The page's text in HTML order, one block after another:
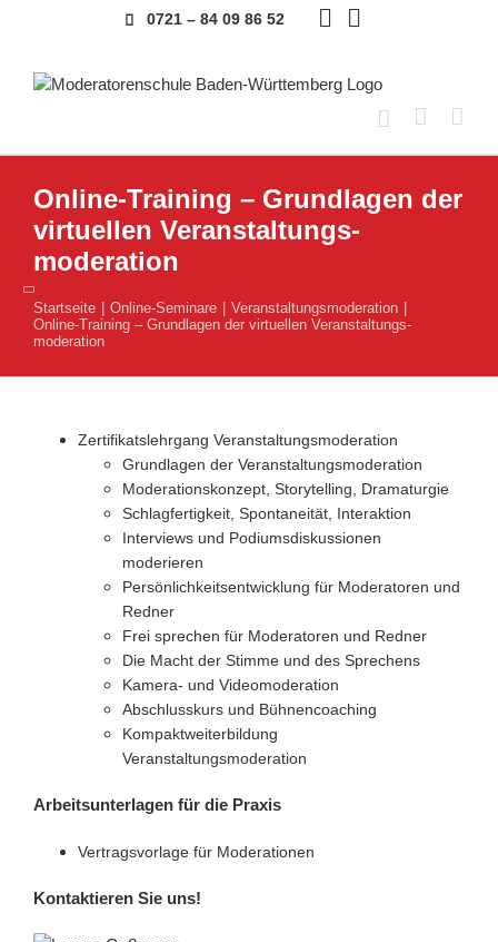
0721 – 84 09 86 52
Online-Training – Grundlagen der
virtuellen Veranstaltungs­
moderation
Startseite Online-Seminare
Veranstaltungsmoderation
Online-Training – Grundlagen der virtuellen Veranstaltungs­
moderation
Zertifikatslehrgang Veranstaltungsmoderation
Grundlagen der Veranstaltungsmoderation
Moderationskonzept, Storytelling, Dramaturgie
Schlagfertigkeit, Spontaneität, Interaktion
Interviews und Podiumsdiskussionen
moderieren
Persönlichkeitsentwicklung für Moderatoren und
Redner
Frei sprechen für Moderatoren und Redner
Die Macht der Stimme und des Sprechens
Kamera- und Videomoderation
Abschlusskurs und Bühnencoaching
Kompaktweiterbildung
Veranstaltungsmoderation
Arbeitsunterlagen für die Praxis
Vertragsvorlage für Moderationen
Kontaktieren Sie uns!